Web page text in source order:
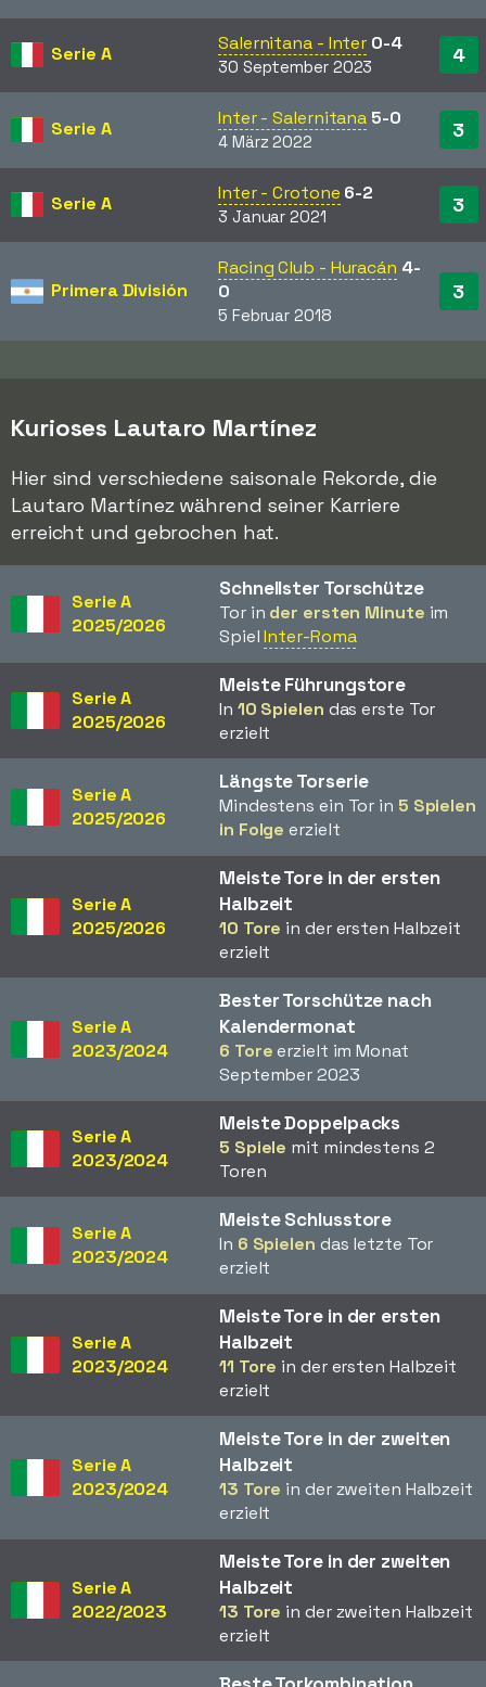
Serie A Salernitana - Inter 0-4
30 September 2023 4
Serie A Inter - Salernitana 5-0
4 März 2022 3
Serie A Inter - Crotone 6-2
3 Januar 2021 3
Primera División
Racing Club - Huracán 4-
0
5 Februar 2018
3
Kurioses Lautaro Martínez
Hier sind verschiedene saisonale Rekorde, die
Lautaro Martínez während seiner Karriere
erreicht und gebrochen hat.
Serie A
2025/2026
Schnellster Torschütze
Tor in der ersten Minute im
SpielInter-Roma
Serie A
2025/2026
Meiste Führungstore
In 10 Spielen das erste Tor
erzielt
Serie A
2025/2026
Längste Torserie
Mindestens ein Tor in 5 Spielen
in Folge erzielt
Serie A
2025/2026
Meiste Tore in der ersten
Halbzeit
10 Tore in der ersten Halbzeit
erzielt
Serie A
2023/2024
Bester Torschütze nach
Kalendermonat
6 Toreerzielt im Monat
September 2023
Serie A
2023/2024
Meiste Doppelpacks
5 Spiele mit mindestens 2
Toren
Serie A
2023/2024
Meiste Schlusstore
In 6 Spielen das letzte Tor
erzielt
Serie A
2023/2024
Meiste Tore in der ersten
Halbzeit
11 Tore in der ersten Halbzeit
erzielt
Serie A
2023/2024
Meiste Tore in der zweiten
Halbzeit
13 Tore in der zweiten Halbzeit
erzielt
Serie A
2022/2023
Meiste Tore in der zweiten
Halbzeit
13 Tore in der zweiten Halbzeit
erzielt